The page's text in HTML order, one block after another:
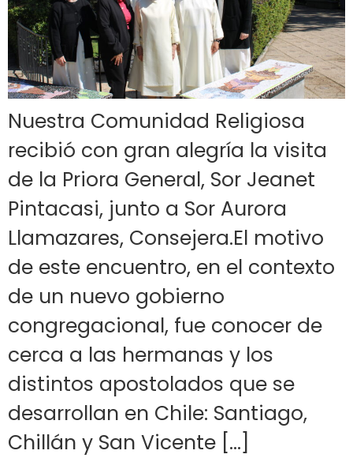
Nuestra Comunidad Religiosa
recibió con gran alegría la visita
de la Priora General, Sor Jeanet
Pintacasi, junto a Sor Aurora
Llamazares, Consejera.El motivo
de este encuentro, en el contexto
de un nuevo gobierno
congregacional, fue conocer de
cerca a las hermanas y los
distintos apostolados que se
desarrollan en Chile: Santiago,
Chillán y San Vicente […]